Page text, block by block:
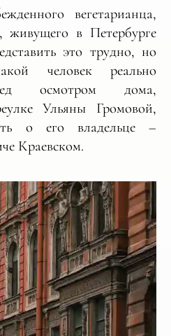
вегетарианца,
живущего в Петербурге
это трудно, но
человек реально
осмотром дома,
Ульяны Громовой,
о его владельце –
Краевском.